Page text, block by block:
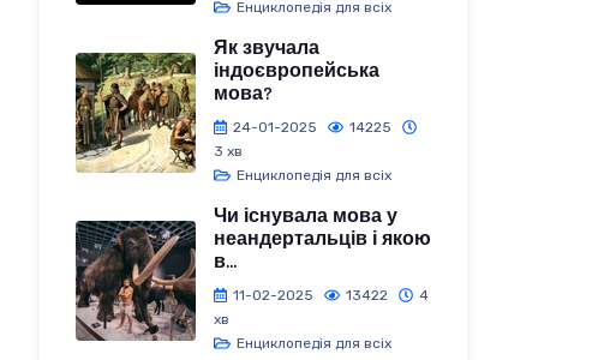
Енциклопедія для всіх
Як звучала
індоєвропейська
мова?
24-01-2025
14225
3 хв
Енциклопедія для всіх
Чи існувала мова у
неандертальців і якою
в...
11-02-2025 13422
4
хв
Енциклопедія для всіх